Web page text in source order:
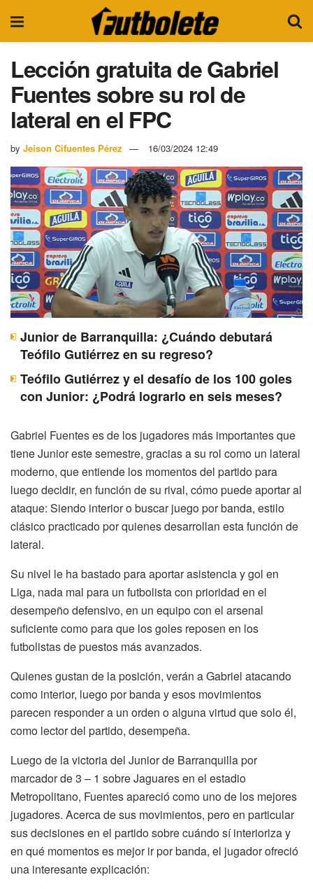
Lección gratuita de Gabriel
Fuentes sobre su rol de
lateral en el FPC
by Jeison Cifuentes Pérez 16/03/2024 12:49
Junior de Barranquilla: ¿Cuándo debutará
Teófilo Gutiérrez en su regreso?
Teófilo Gutiérrez y el desafío de los 100 goles
con Junior: ¿Podrá lograrlo en seis meses?
Gabriel Fuentes es de los jugadores más importantes que
tiene Junior este semestre, gracias a su rol como un lateral
moderno, que entiende los momentos del partido para
luego decidir, en función de su rival, cómo puede aportar al
ataque: Siendo interior o buscar juego por banda, estilo
clásico practicado por quienes desarrollan esta función de
lateral.
Su nivel le ha bastado para aportar asistencia y gol en
Liga, nada mal para un futbolista con prioridad en el
desempeño defensivo, en un equipo con el arsenal
suficiente como para que los goles reposen en los
futbolistas de puestos más avanzados.
Quienes gustan de la posición, verán a Gabriel atacando
como interior, luego por banda y esos movimientos
parecen responder a un orden o alguna virtud que solo él,
como lector del partido, desempeña.
Luego de la victoria del Junior de Barranquilla por
marcador de 3 – 1 sobre Jaguares en el estadio
Metropolitano, Fuentes apareció como uno de los mejores
jugadores. Acerca de sus movimientos, pero en particular
sus decisiones en el partido sobre cuándo sí interioriza y
en qué momentos es mejor ir por banda, el jugador ofreció
una interesante explicación: